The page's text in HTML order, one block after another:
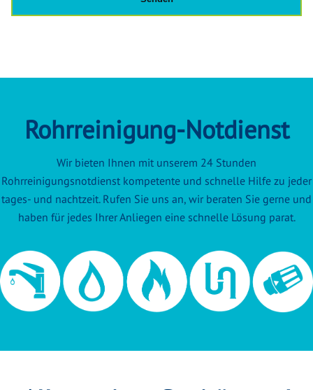
Rohrreinigung-Notdienst
Wir bieten Ihnen mit unserem 24 Stunden
Rohrreinigungsnotdienst kompetente und schnelle Hilfe zu jeder
tages- und nachtzeit. Rufen Sie uns an, wir beraten Sie gerne und
haben für jedes Ihrer Anliegen eine schnelle Lösung parat.